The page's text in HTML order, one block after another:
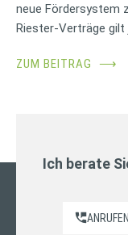
neue Fördersystem
Riester-Verträge gilt
ZUM BEITRAG ⟶
Ich berate
ANRUFEN